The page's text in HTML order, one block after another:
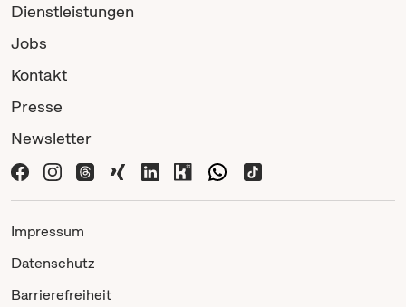
Dienstleistungen
Jobs
Kontakt
Presse
Newsletter
Impressum
Datenschutz
Barrierefreiheit